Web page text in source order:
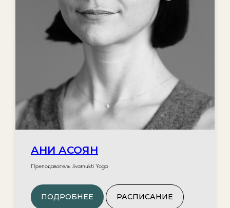
АНИ АСОЯН
Преподаватель Jivamukti Yoga
ПОДРОБНЕЕ РАСПИСАНИЕ